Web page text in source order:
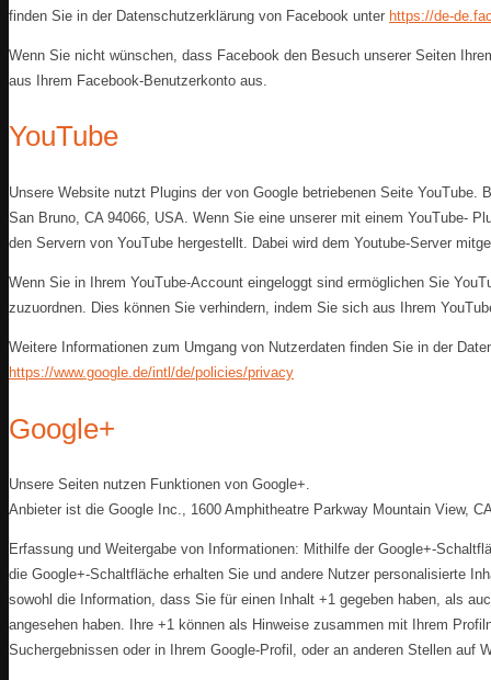
finden Sie in der Datenschutzerklärung von Facebook unter https://de-
Wenn Sie nicht wünschen, dass Facebook den Besuch unserer Seiten
aus Ihrem Facebook-Benutzerkonto aus.
YouTube
Unsere Website nutzt Plugins der von Google betriebenen Seite YouTube.
San Bruno, CA 94066, USA. Wenn Sie eine unserer mit einem YouTube-
den Servern von YouTube hergestellt. Dabei wird dem Youtube-Server
Wenn Sie in Ihrem YouTube-Account eingeloggt sind ermöglichen Sie
zuzuordnen. Dies können Sie verhindern, indem Sie sich aus Ihrem
Weitere Informationen zum Umgang von Nutzerdaten finden Sie in der
https://www.google.de/intl/de/policies/privacy
Google+
Unsere Seiten nutzen Funktionen von Google+.
Anbieter ist die Google Inc., 1600 Amphitheatre Parkway Mountain View,
Erfassung und Weitergabe von Informationen: Mithilfe der Google+-
die Google+-Schaltfläche erhalten Sie und andere Nutzer personalisierte
sowohl die Information, dass Sie für einen Inhalt +1 gegeben haben, als
angesehen haben. Ihre +1 können als Hinweise zusammen mit Ihrem
Suchergebnissen oder in Ihrem Google-Profil, oder an anderen Stellen auf